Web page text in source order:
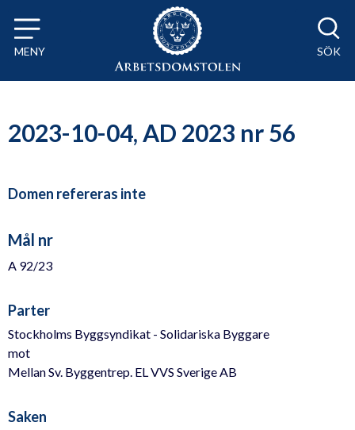
Till innehåll på sidan x
MENY SÖK
2023-10-04, AD 2023 nr 56
Domen refereras inte
Mål nr
A 92/23
Parter
Stockholms Byggsyndikat - Solidariska Byggare
mot
Mellan Sv. Byggentrep. EL VVS Sverige AB
Saken